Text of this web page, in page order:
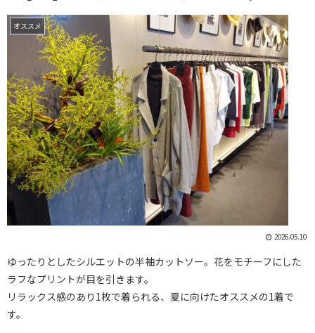
オススメ
2026.05.10
ゆったりとしたシルエットの半袖カットソー。花をモチーフにした
ラフなプリントが目を引きます。
リラックス感のあり1枚で着られる、夏に向けたオススメの1着で
す。